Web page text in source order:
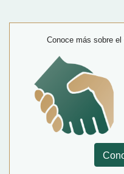
Conoce más sobre